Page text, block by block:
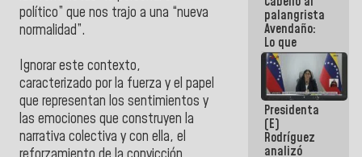
político” que nos trajo a una “nueva
normalidad”.
Ignorar este contexto,
caracterizado por la fuerza y el papel
que representan los sentimientos y
las emociones que construyen la
narrativa colectiva y con ella, el
República
palangrista
Avendaño:
Lo que
vayas a
escribir
hazlo hoy
por que no
sabemos si
la semana
que viene
hay
Presidenta
(E)
Rodríguez
analizó